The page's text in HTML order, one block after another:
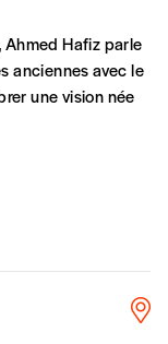
civile en
sur le
de
Ahmed Hafiz parle
anciennes avec le
une vision née